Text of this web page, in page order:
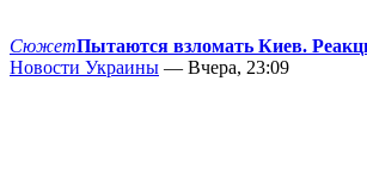
СюжетПытаются взломать Киев.
Новости Украины — Вчера, 23:09